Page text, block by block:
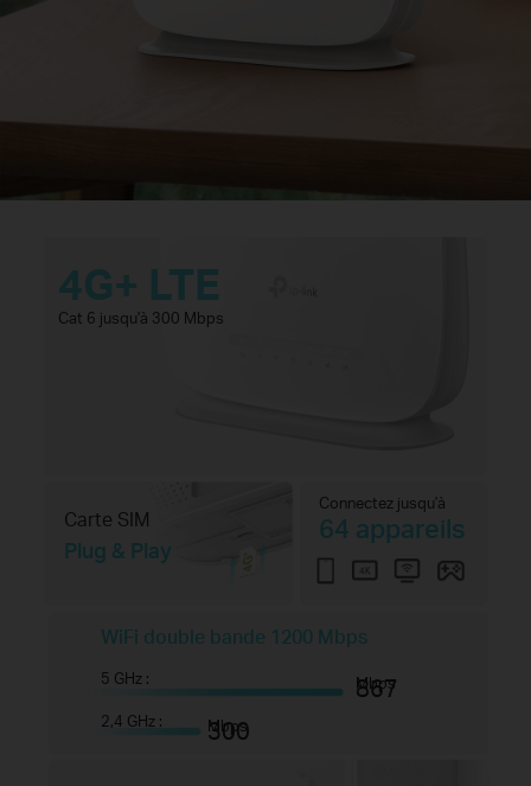
4G+ LTE
Cat 6 jusqu'à 300 Mbps
WiFi double bande 1200 Mbps
5 GHz : 867
Mbps
2,4 GHz :
300
Mbps
Carte SIM
Plug & Play
Connectez jusqu'à
64 appareils